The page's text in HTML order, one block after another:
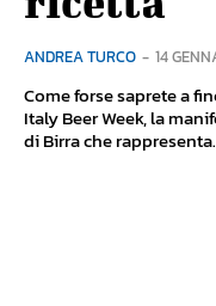
ANDREA TURCO - 14
Come forse saprete a
Italy Beer Week, la
di Birra che